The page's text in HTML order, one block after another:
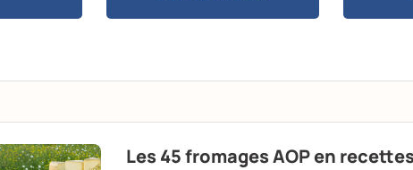
Les 45 fromages AOP en